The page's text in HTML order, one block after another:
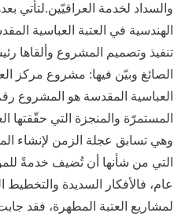
والسداد لخدمة العراقيّين.لتأتي
الهندسية في العتبة العباسية
تنفيذ وتصميم المشروع وألقاها
الصائغ وبيّن فيها: مشروع مركز
المستمرّة والمنجزة التي حقّقتها
وهي تسابق عجلة الزمن لإنشاء
التي من شأنها أن تُضيف خدمةً
عام، فالأفكار السديدة والتخطيط
لمشاريع العتبة المطهرة، فقد